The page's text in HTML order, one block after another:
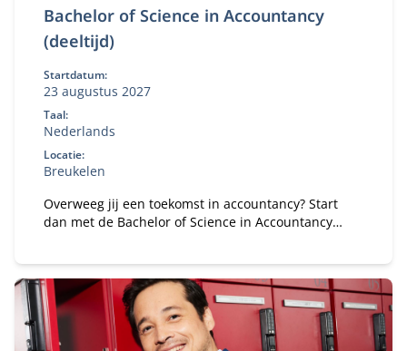
Bachelor of Science in Accountancy
(deeltijd)
Startdatum:
23 augustus 2027
Taal:
Nederlands
Locatie:
Breukelen
Overweeg jij een toekomst in accountancy? Start
dan met de Bachelor of Science in Accountancy